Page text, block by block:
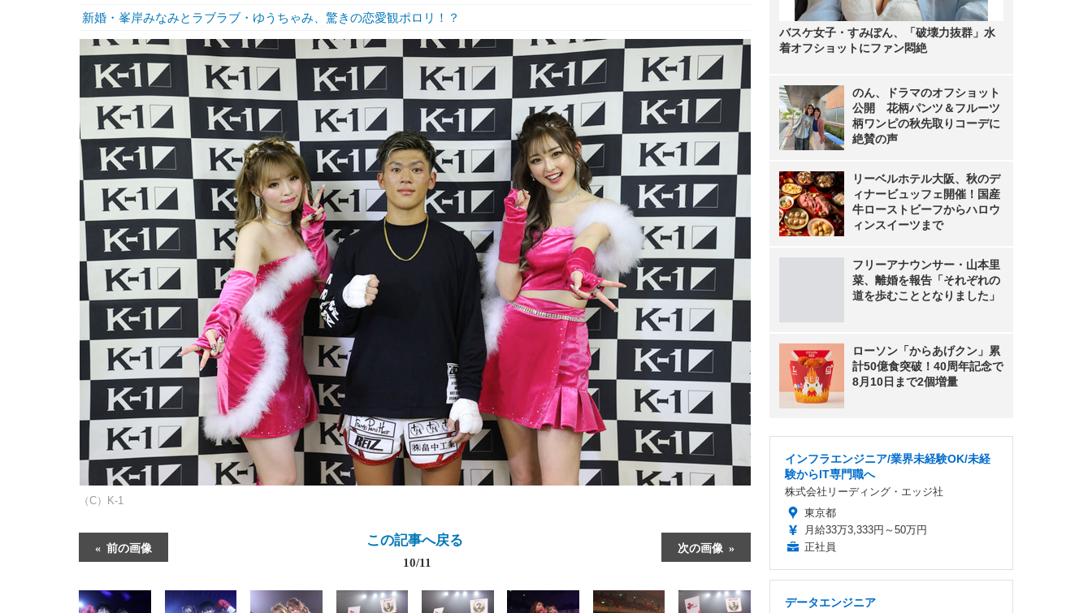
新婚・峯岸みなみとラブラブ・ゆうちゃみ、驚きの恋愛観ポロリ！？
（C）K-1
前の画像 次の画像
この記事へ戻る
10/11
バスケ女子・すみぽん、「破壊力抜群」水
着オフショットにファン悶絶
のん、ドラマのオフショット
公開 花柄パンツ＆フルーツ
柄ワンピの秋先取りコーデに
絶賛の声
リーベルホテル大阪、秋のデ
ィナービュッフェ開催！国産
牛ローストビーフからハロウ
ィンスイーツまで
フリーアナウンサー・山本里
菜、離婚を報告「それぞれの
道を歩むこととなりました」
ローソン「からあげクン」累
計50億食突破！40周年記念で
8月10日まで2個増量
インフラエンジニア/業界未経験OK/未経
験からIT専門職へ
株式会社リーディング・エッジ社
東京都
月給33万3,333円～50万円
正社員
データエンジニア